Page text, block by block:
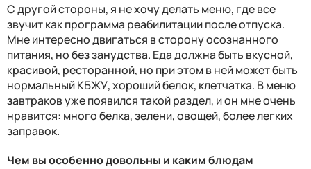
С другой стороны, я не хочу делать меню, где все
звучит как программа реабилитации после отпуска.
Мне интересно двигаться в сторону осознанного
питания, но без занудства. Еда должна быть вкусной,
красивой, ресторанной, но при этом в ней может быть
нормальный КБЖУ, хороший белок, клетчатка. В меню
завтраков уже появился такой раздел, и он мне очень
нравится: много белка, зелени, овощей, более легких
заправок.
Чем вы особенно довольны и каким блюдам